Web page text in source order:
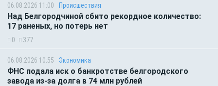
06.08.2026 11:00 Происшествия
Над Белгородчиной сбито рекордное количество:
17 раненых, но потерь нет
0 377
06.08.2026 10:55 Экономика
ФНС подала иск о банкротстве белгородского
завода из-за долга в 74 млн рублей